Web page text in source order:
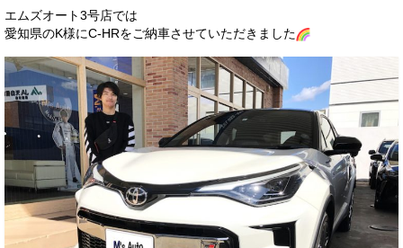
店舗情報
店舗情報
会社概要
トップメッセージ
スタッフ紹介
ブログ
エムズオート3号店では
愛知県のK様にC-HRをご納車させていただきました